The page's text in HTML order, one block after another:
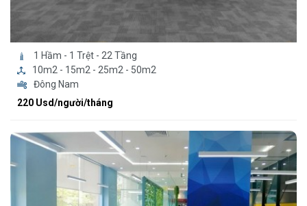
1 Hầm - 1 Trệt - 22 Tầng
10m2 - 15m2 - 25m2 - 50m2
Đông Nam
220 Usd/người/tháng